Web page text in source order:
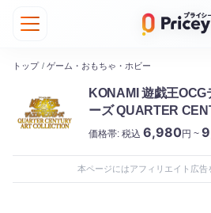
トップ / ゲーム・おもちゃ・ホビー
KONAMI 遊戯王
ーズ QUARTER
COLLECTION コナミ
価格帯: 税込 6,980円 ~
本ページにはアフィリエイト広告